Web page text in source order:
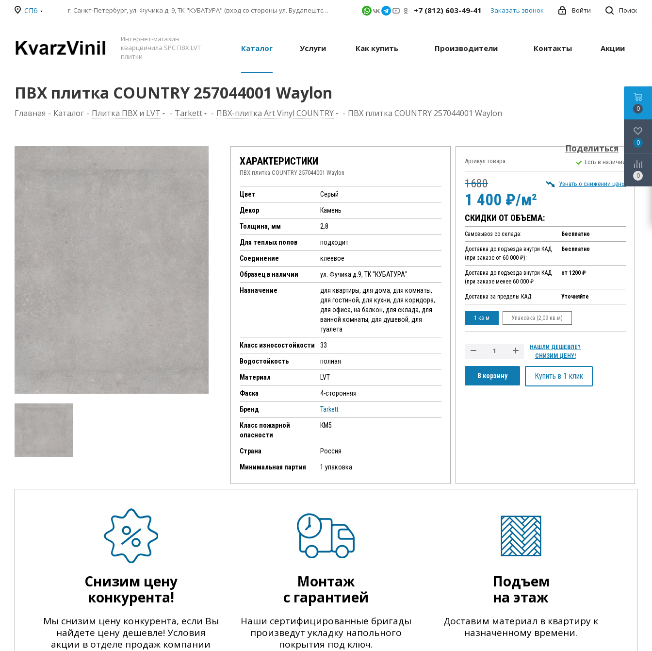
СПб г. Санкт-Петербург, ул. Фучика д. 9, ТК "КУБАТУРА" (вход со стороны ул. Будапештской) № 1в.541 Поиск
Войти
+7 (812) 603-49-41 Заказать звонок
Интернет-магазин
кварцвинила SPC ПВХ LVT
плитки
Каталог Услуги Как купить Производители Контакты Акции
ПВХ плитка COUNTRY 257044001 Waylon
Главная - Каталог - Плитка ПВХ и LVT - Tarkett - ПВХ-плитка Art Vinyl COUNTRY - ПВХ плитка COUNTRY 257044001 Waylon
Поделиться
ХАРАКТЕРИСТИКИ
ПВХ плитка COUNTRY 257044001 Waylon
Цвет Серый
Декор Камень
Толщина, мм 2,8
Для теплых полов подходит
Соединение клеевое
Образец в наличии ул. Фучика д.9, ТК "КУБАТУРА"
Назначение
для квартиры, для дома, для комнаты,
для гостиной, для кухни, для коридора,
для офиса, на балкон, для склада, для
ванной комнаты, для душевой, для
туалета
Класс износостойкости 33
Водостойкость полная
Материал LVT
Фаска 4-сторонняя
Бренд Tarkett
Класс пожарной
опасности
КМ5
Страна Россия
Минимальная партия 1 упаковка
Артикул товара: Есть в наличии
1680
1 400 ₽/м²
Узнать о снижении цены
СКИДКИ ОТ ОБЪЕМА:
Самовывоз со склада: Бесплатно
Доставка до подъезда внутри КАД
(при заказе от 60 000 ₽):
Бесплатно
Доставка до подъезда внутри КАД
(при заказе менее 60 000 ₽
от 1200 ₽
Доставка за пределы КАД: Уточняйте
1 кв.м Упаковка (2,09 кв.м)
В корзину
НАШЛИ ДЕШЕВЛЕ?
СНИЗИМ ЦЕНУ!
Купить в 1 клик
Снизим цену
конкурента!
Мы снизим цену конкурента, если Вы
найдете цену дешевле! Условия
акции в отделе продаж компании
Монтаж
с гарантией
Наши сертифицированные бригады
произведут укладку напольного
покрытия под ключ.
Подъем
на этаж
Доставим материал в квартиру к
назначенному времени.
0
0
0